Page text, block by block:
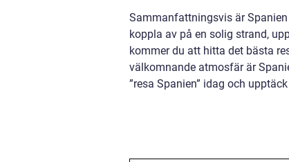
Sammanfattningsvis är
koppla av på en solig strand,
kommer du att hitta det bästa
välkomnande atmosfär är
”resa Spanien” idag och